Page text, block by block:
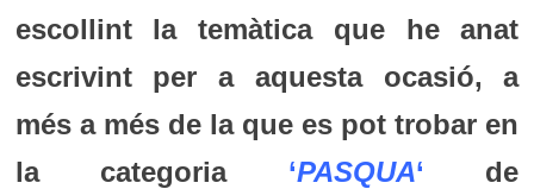
escollint la temàtica que he anat
escrivint per a aquesta ocasió, a
més a més de la que es pot trobar en
la categoria ‘PASQUA‘ de